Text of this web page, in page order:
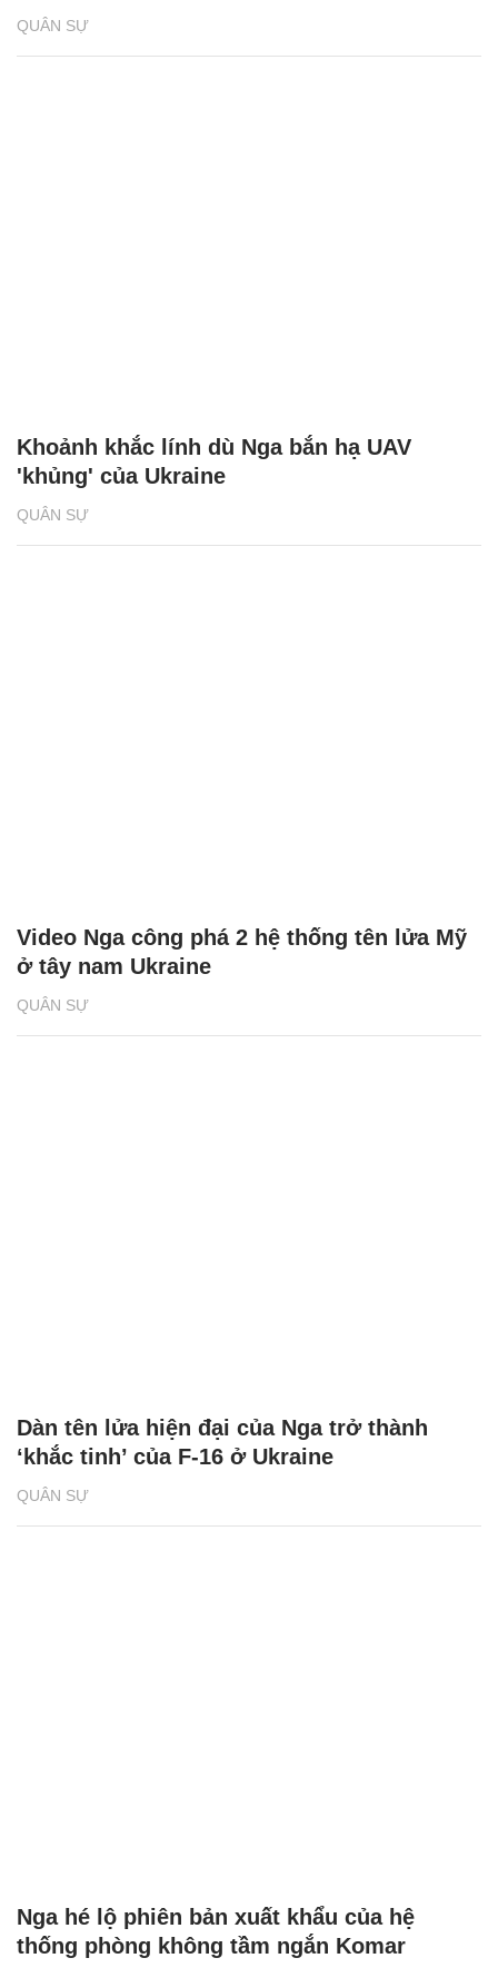
QUÂN SỰ
QUÂN SỰ
Khoảnh khắc lính dù Nga bắn hạ UAV
'khủng' của Ukraine
QUÂN SỰ
Video Nga công phá 2 hệ thống tên lửa Mỹ
ở tây nam Ukraine
QUÂN SỰ
Dàn tên lửa hiện đại của Nga trở thành
‘khắc tinh’ của F-16 ở Ukraine
Nga hé lộ phiên bản xuất khẩu của hệ
thống phòng không tầm ngắn Komar